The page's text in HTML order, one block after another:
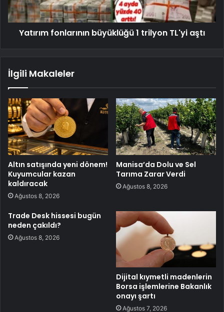
Yatırım fonlarının büyüklüğü 1 trilyon TL'yi aştı
İlgili Makaleler
Altın satışında yeni dönem!
Kuyumcular kazan
kaldıracak
Ağustos 8, 2026
Manisa’da Dolu ve Sel
Tarıma Zarar Verdi
Ağustos 8, 2026
Trade Desk hissesi bugün
neden çakıldı?
Ağustos 8, 2026
Dijital kıymetli madenlerin
Borsa işlemlerine Bakanlık
onayı şartı
Ağustos 7, 2026